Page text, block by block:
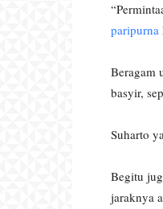
paripurna
Beragam
basyir,
Suharto
Begitu
jaraknya